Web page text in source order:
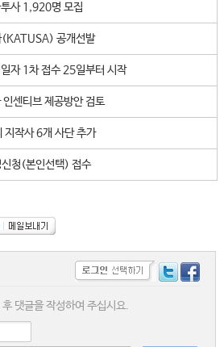
사 1,920명 모집
(KATUSA) 공개선발
자 1차 접수 25일부터 시작
센티브 제공방안 검토
지작사 6개 사단 추가
청(본인선택) 접수
댓글을 작성하여 주십시요.